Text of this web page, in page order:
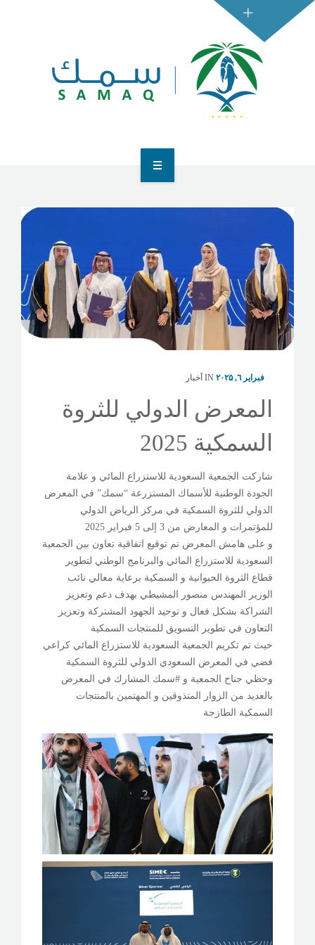
التجار
المستهلكين
تواصل معنا
معرض سمك
فبراير ٦, ۲۰۲۵ IN أخبار
المعرض الدولي للثروة
السمكية 2025
شاركت الجمعية السعودية للاستزراع المائي و علامة
الجودة الوطنية للأسماك المستزرعة “سمك” في المعرض
الدولي للثروة السمكية في مركز الرياض الدولي
للمؤتمرات و المعارض من 3 إلى 5 فبراير 2025
و على هامش المعرض تم توقيع اتفاقية تعاون بين الجمعية
السعودية للاستزراع المائي والبرنامج الوطني لتطوير
قطاع الثروة الحيوانية و السمكية برعاية معالي نائب
الوزير المهندس منصور المشيطي بهدف دعم وتعزيز
الشراكة بشكل فعال و توحيد الجهود المشتركة وتعزيز
التعاون في تطوير التسويق للمنتجات السمكية
حيث تم تكريم الجمعية السعودية للاستزراع المائي كراعي
فضي في المعرض السعودي الدولي للثروة السمكية
وحظي جناح الجمعية و #سمك المشارك في المعرض
بالعديد من الزوار المتذوقين و المهتمين بالمنتجات
السمكية الطازجة